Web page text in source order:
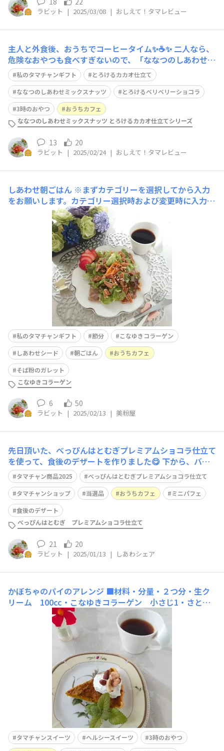
ラビット | 2025/03/08 | おしえて！タマレビュー
主人と外食後、おうちでコーヒータイム✨☕✨ 二人なら、
危険なおやつも食べすぎないので、「ななつのしあわせミ
ックスナッツとろけるベリベリーショコラ」を開けました
😋💓 べっぴんはとむぎと一緒に、こちらで頂いたカッテ
ィングボードにのせました💖 ランチでお腹いっぱいだっ
たので、全種類+ちょっとで止まりま
私のタマチャンギフト
とろけるカカオ仕立て
ななつのしあわせミックスナッツ
とろけるベリベリーショコラ
3時のおやつ
おうちカフェ
ななつのしあわせミックスナッツ とろけるカカオ仕立てシリーズ
13 20
ラビット | 2025/02/24 | おしえて！タマレビュー
しあわせ朝ごはん ※まずカテゴリーを選択してから入力
をお願いします。カテゴリー選択時および変更時に入力内
容が消える場合がございます。 ■材料・分量・1人分・頂
き物のそばガレットミックスナッツ 大さじ2・水 60cc
強・米油 適量・こなゆきコラーゲン 小さじ2・卵 1
個・ロースハム 2枚本当はベーコンの方がお
私のタマチャンギフト 節分
こなゆきコラーゲン
しあわせシード
朝ごはん
おうちカフェ
そば粉のガレット
こなゆきコラーゲン
6 50
ラビット | 2025/02/13 | 美粉屋
先日頂いた、べっぴんはとむぎプレミア厶ショコラ仕立て
を使って、食後のデザートを作りました😋 下から、バナ
ナ、べっぴんはとむぎ、いちご、簡単レアチーズケーキ、
黒いちじくジャム、生クリームです💓 とっても美味しい
デザートになりました😋✨
タマチャン商品2025
べっぴんはとむぎプレミアムショコラ仕立て
タマチャンショップ
当選品 おうちカフェ
ミニパフェ
食後のデザート
べっぴんはとむぎ プレミアムショコラ仕立て
21 20
ラビット | 2025/01/13 | しあわシェア
かぼちゃのパイのアレンジ ■材料・分量・２つ分・生ク
リーム 100cc・こなゆきコラーゲン 小さじ1・さとう
きび糖 小さじ2・キルシュ 小さじ1/2・先日作ったか
ぼちゃパイの冷凍 2切れ・レモンバーム 1節・ロカボ
ナッツ 適量 ■作り方①生クリーム、きび糖を入れハン
ドミキサーで混ぜ、もったりしたらこなゆきコラーゲン
タマチャンスイーツ ヘルシースイーツ
3時のおやつ